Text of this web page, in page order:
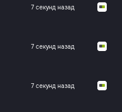
8 секунд назад
8 секунд назад
8 секунд назад